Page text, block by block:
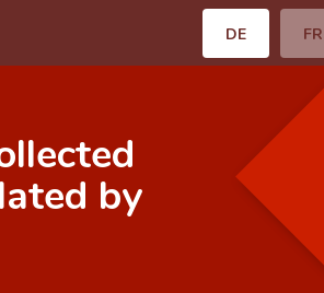
DE FR
by